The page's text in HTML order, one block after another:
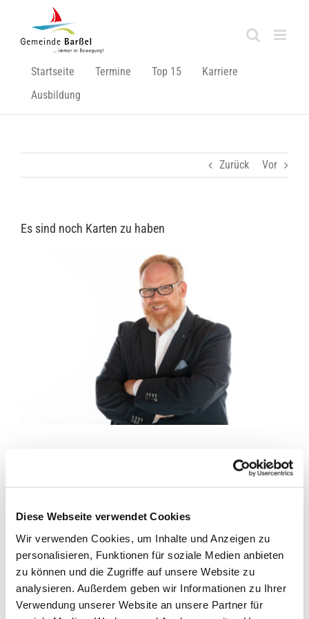
Diese Webseite verwendet Cookies
Wir verwenden Cookies, um Inhalte und Anzeigen zu
personalisieren, Funktionen für soziale Medien anbieten
zu können und die Zugriffe auf unsere Website zu
analysieren. Außerdem geben wir Informationen zu Ihrer
Verwendung unserer Website an unsere Partner für
springen
Startseite Termine Top 15
Karriere
Ausbildung
Zurück Vor
Es sind noch Karten zu haben
hektischen Radioalltag von
und mit Lars Cohrs
Am Freitag hält Ex-Radiomoderator Lars Cohrs seine
Lesung im katholischen Pfarrheim St. Ansgar in Barßel.
Karten für den Abend können noch in der Tourist-Info und